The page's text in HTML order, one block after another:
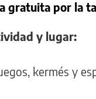
gratuita por la
y lugar:
kermés y